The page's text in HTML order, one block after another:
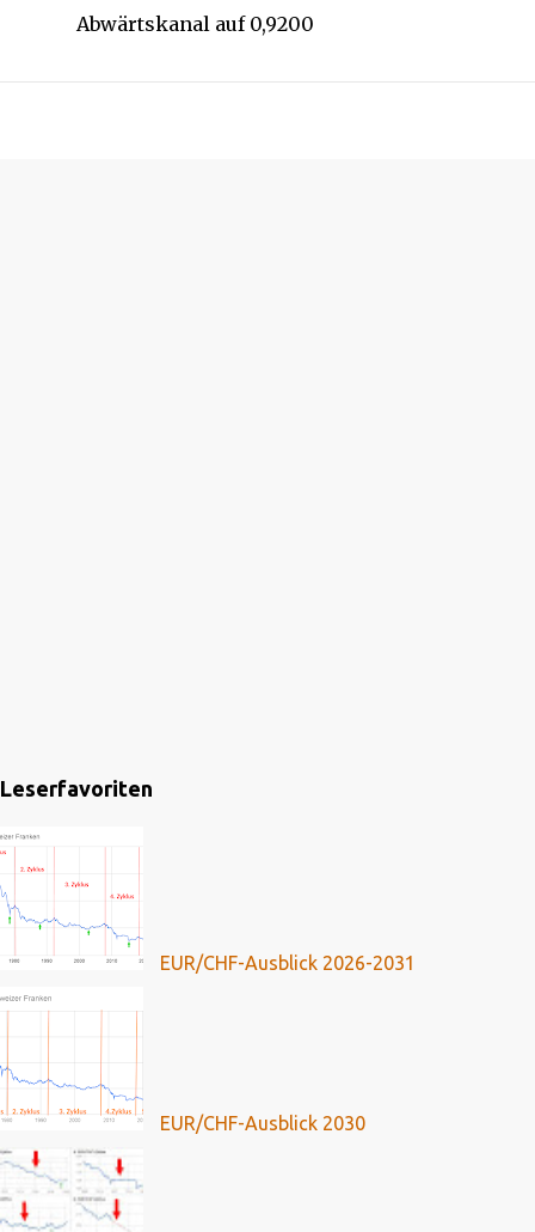
Abwärtskanal auf 0,9200
Leserfavoriten
EUR/CHF-Ausblick 2026-2031
EUR/CHF-Ausblick 2030